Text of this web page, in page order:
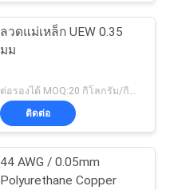
ลวดแม่เหล็ก UEW 0.35
มม
ติดต่อ
44 AWG / 0.05mm
Polyurethane Copper